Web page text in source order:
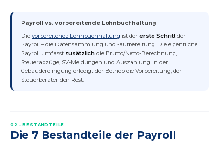
Payroll vs. vorbereitende Lohnbuchhaltung
Dievorbereitende Lohnbuchhaltung ist dererste Schritt der
Payroll – die Datensammlung und -aufbereitung. Die eigentliche
Payroll umfasst zusätzlich die Brutto/Netto-Berechnung,
Steuerabzüge, SV-Meldungen und Auszahlung. In der
Gebäudereinigung erledigt der Betrieb die Vorbereitung, der
Steuerberater den Rest.
02 – BESTANDTEILE
Die 7 Bestandteile der Payroll